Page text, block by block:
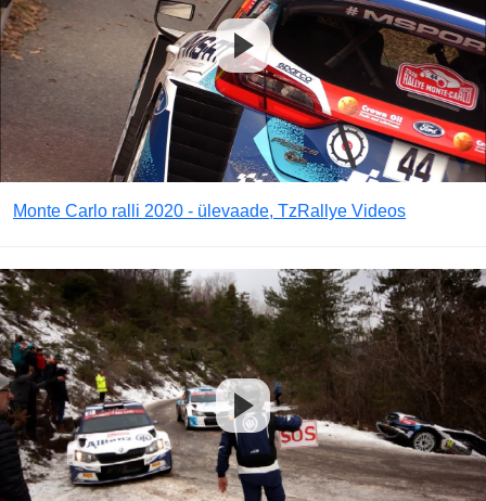
Monte Carlo ralli 2020 - ülevaade, TzRallye Videos